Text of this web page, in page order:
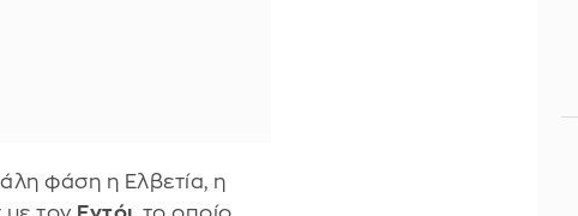
φάση η Ελβετία, η